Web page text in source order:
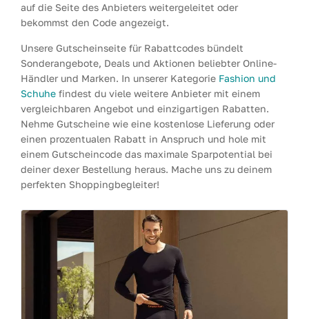
auf die Seite des Anbieters weitergeleitet oder
bekommst den Code angezeigt.
Unsere Gutscheinseite für Rabattcodes bündelt
Sonderangebote, Deals und Aktionen beliebter Online-
Händler und Marken. In unserer Kategorie Fashion und
Schuhe findest du viele weitere Anbieter mit einem
vergleichbaren Angebot und einzigartigen Rabatten.
Nehme Gutscheine wie eine kostenlose Lieferung oder
einen prozentualen Rabatt in Anspruch und hole mit
einem Gutscheincode das maximale Sparpotential bei
deiner dexer Bestellung heraus. Mache uns zu deinem
perfekten Shoppingbegleiter!